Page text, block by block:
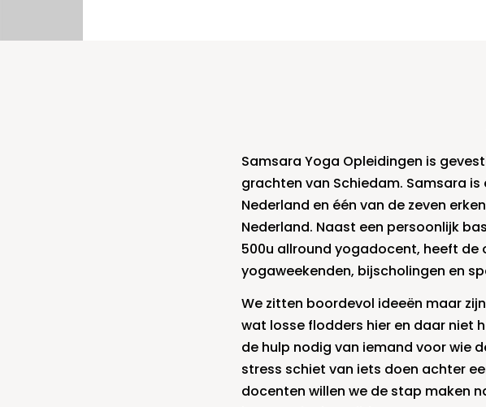
Samsara Yoga Opleidingen is
grachten van Schiedam. Samsara
Nederland en één van de zeven
Nederland. Naast een persoonlijk
500u allround yogadocent, heeft
yogaweekenden, bijscholingen en
We zitten boordevol ideeën maar
wat losse flodders hier en daar niet
de hulp nodig van iemand voor wie
stress schiet van iets doen achter
docenten willen we de stap maken